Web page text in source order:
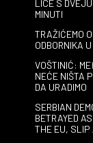
LICE S
MINUTI
TRAŽIĆEMO
ODBORNIKA
VOŠTINIĆ:
NEĆE NIŠTA
DA URADIMO
SERBIAN
BETRAYED
THE EU, SLIP